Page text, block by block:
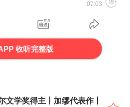
07:03
收听完整版
文学奖得主丨加缪代表作丨